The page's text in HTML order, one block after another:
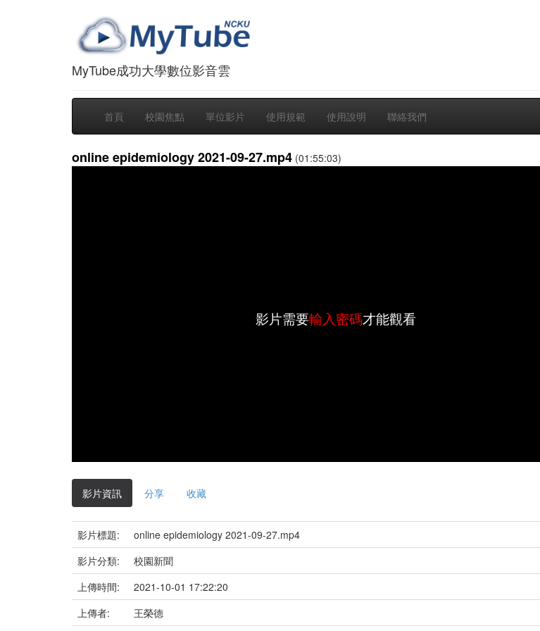
MyTube成功大學數位影音雲
首頁 校園焦點 單位影片 使用規範 使用說明 聯絡我們
online epidemiology 2021-09-27.mp4 (01:55:03)
影片需要輸入密碼才能觀看
影片資訊 分享 收藏
影片標題:
online epidemiology 2021-09-27.mp4
影片分類:
校園新聞
上傳時間:
2021-10-01 17:22:20
上傳者:
王榮德